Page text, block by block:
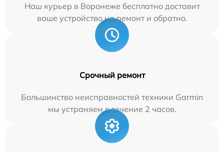
Наш курьер в Воронеже бесплатно доставит
ваше устройство на ремонт и обратно.
Срочный ремонт
Большинство неисправностей техники Garmin
мы устраняем в течение 2 часов.